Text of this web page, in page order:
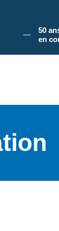
votre
50
en